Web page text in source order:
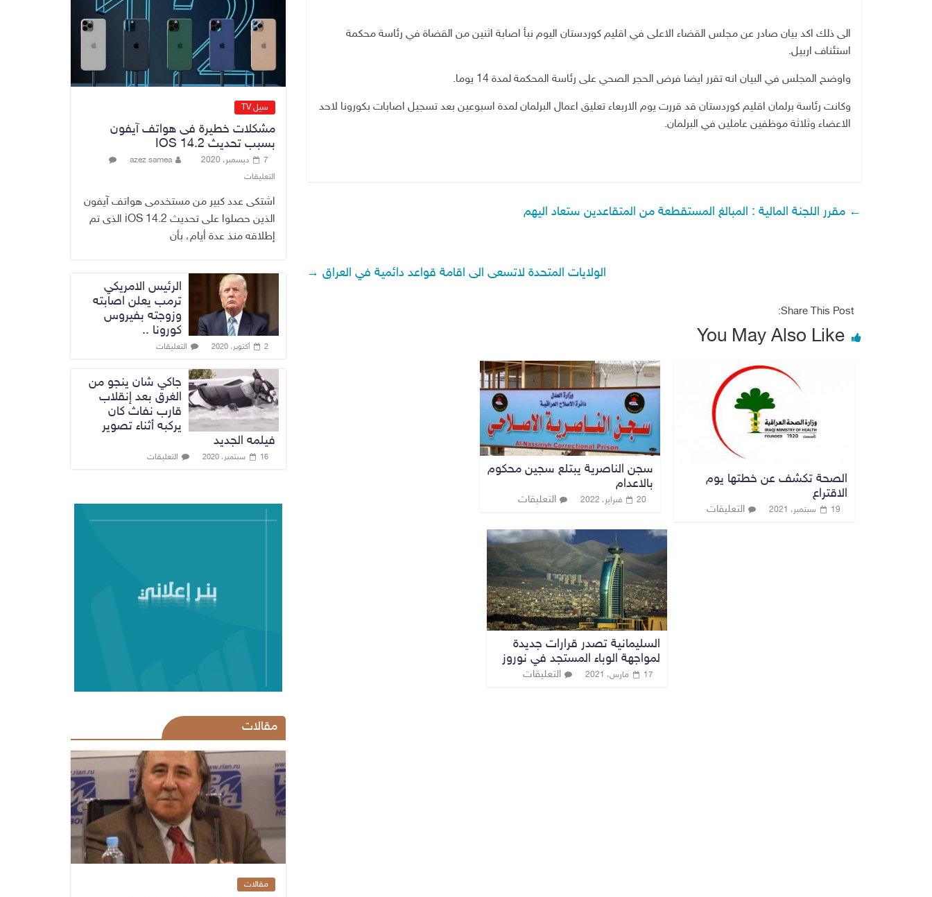
الى ذلك اكد بيان صادر عن مجلس القضاء الاعلى في اقليم كوردستان اليوم نبأ اصابة اثنين من القضاة في رئاسة محكمة
استئناف اربيل.
واوضح المجلس في البيان انه تقرر ايضا فرض الحجر الصحي على رئاسة المحكمة لمدة 14 يوما.
وكانت رئاسة برلمان اقليم كوردستان قد قررت يوم الاربعاء تعليق اعمال البرلمان لمدة اسبوعين بعد تسجيل اصابات بكورونا لاحد
الاعضاء وثلاثة موظفين عاملين في البرلمان.
← مقرر اللجنة المالية : المبالغ المستقطعة من المتقاعدين ستعاد اليهم
الولايات المتحدة لاتسعى الى اقامة قواعد دائمية في العراق →
Share This Post:
You May Also Like
الصحة تكشف عن خطتها يوم
الاقتراع
19 سبتمبر، 2021 التعليقات
سجن الناصرية يبتلع سجين محكوم
بالاعدام
20 فبراير، 2022 التعليقات
السليمانية تصدر قرارات جديدة
لمواجهة الوباء المستجد في نوروز
17 مارس، 2021 التعليقات
هيئة الإعلام
والاتصالات تعتمد
رقمية موثوقة لدعم
الاقتصاد الرقمي
رئيس هيئة النزاهة:
لا مظلة تحمي
العام أمانة
No Comment
سيل TV
مشكلات خطيرة فى هواتف آيفون
بسبب تحديث IOS 14.2
7 ديسمبر، 2020
azez samea
التعليقات
اشتكى عدد كبير من مستخدمى هواتف آيفون
الذين حصلوا على تحديث iOS 14.2 الذى تم
إطلاقه منذ عدة أيام، بأن
الرئيس الامريكي
ترمب يعلن اصابته
وزوجته بفيروس
كورونا ..
2 أكتوبر، 2020 التعليقات
جاكي شان ينجو من
الغرق بعد إنقلاب
قارب نفاث كان
يركبه أثناء تصوير
فيلمه الجديد
16 سبتمبر، 2020 التعليقات
مقالات
مقالات